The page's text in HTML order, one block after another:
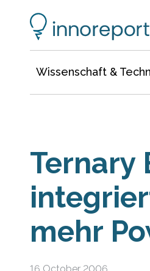
Wissenschaft &
Ternary
mehr
16 October 2006